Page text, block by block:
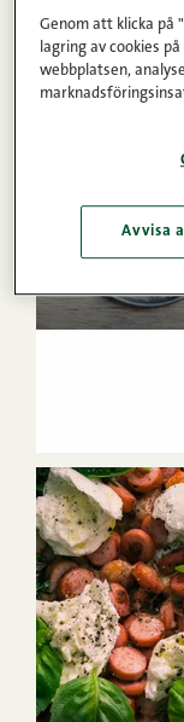
Genom att klicka på
lagring av cookies
webbplatsen,
Avvisa